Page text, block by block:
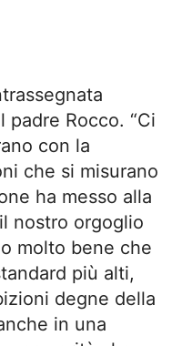
padre Rocco. “Ci
con la
che si misurano
ha messo alla
nostro orgoglio
molto bene che
più alti,
degne della
in una